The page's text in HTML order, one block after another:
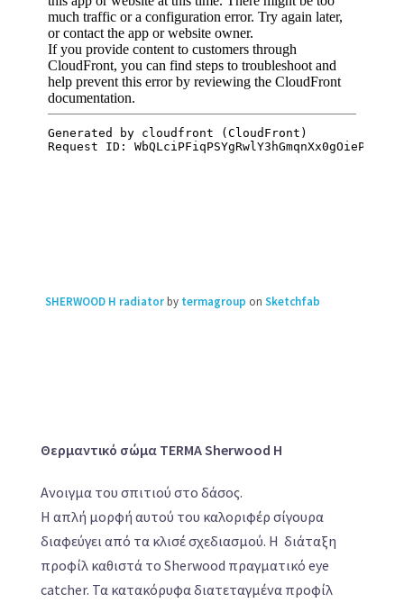
SHERWOOD H radiatorby termagroup on Sketchfab
Θερμαντικό σώμα TERMA Sherwood H
Ανοιγμα του σπιτιού στο δάσος.
Η απλή μορφή αυτού του καλοριφέρ σίγουρα
διαφεύγει από τα κλισέ σχεδιασμού. Η διάταξη
προφίλ καθιστά το Sherwood πραγματικό eye
catcher. Τα κατακόρυφα διατεταγμένα προφίλ